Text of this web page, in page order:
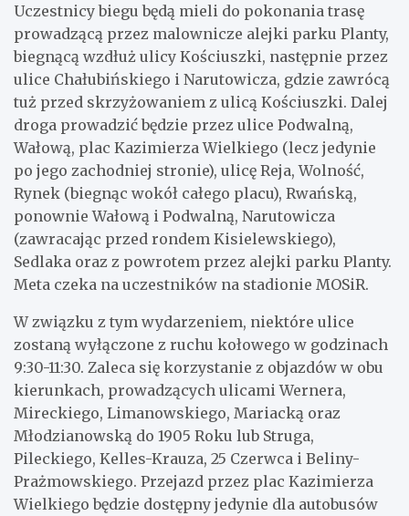
Uczestnicy biegu będą mieli do pokonania trasę
prowadzącą przez malownicze alejki parku Planty,
biegnącą wzdłuż ulicy Kościuszki, następnie przez
ulice Chałubińskiego i Narutowicza, gdzie zawrócą
tuż przed skrzyżowaniem z ulicą Kościuszki. Dalej
droga prowadzić będzie przez ulice Podwalną,
Wałową, plac Kazimierza Wielkiego (lecz jedynie
po jego zachodniej stronie), ulicę Reja, Wolność,
Rynek (biegnąc wokół całego placu), Rwańską,
ponownie Wałową i Podwalną, Narutowicza
(zawracając przed rondem Kisielewskiego),
Sedlaka oraz z powrotem przez alejki parku Planty.
Meta czeka na uczestników na stadionie MOSiR.
W związku z tym wydarzeniem, niektóre ulice
zostaną wyłączone z ruchu kołowego w godzinach
9:30-11:30. Zaleca się korzystanie z objazdów w obu
kierunkach, prowadzących ulicami Wernera,
Mireckiego, Limanowskiego, Mariacką oraz
Młodzianowską do 1905 Roku lub Struga,
Pileckiego, Kelles-Krauza, 25 Czerwca i Beliny-
Prażmowskiego. Przejazd przez plac Kazimierza
Wielkiego będzie dostępny jedynie dla autobusów